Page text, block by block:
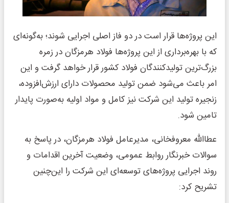
این پروژه‌‌ها قرار است در دو فاز اصلی اجرایی شوند؛ به‌‌گونه‌‌ای
که با بهره‌‌برداری از این پروژه‌‌ها فولاد هرمزگان در زمره
بزرگ‌ترین تولیدکنندگان فولاد کشور قرار خواهد گرفت و این
امر باعث می‌شود ضمن تولید محصولات دارای ارزش‌‌افزوده،
زنجیره تولید این شرکت نیز کامل و مواد اولیه به‌‌صورت پایدار
تامین شود.
عطاالله معروفخانی، مدیرعامل فولاد هرمزگان، در پاسخ به
سوالات خبرنگار روابط عمومی، وضعیت آخرین اقدامات و
روند اجرایی پروژه‌‌های توسعه‌‌ای این شرکت را این‌‌چنین
تشریح کرد: